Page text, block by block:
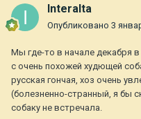
Interalta
Опубликовано 3
Мы где-то в начале декабря
с очень похожей худющей
русская гончая, хоз очень
(болезненно-странный, я бы
собаку не встречала.